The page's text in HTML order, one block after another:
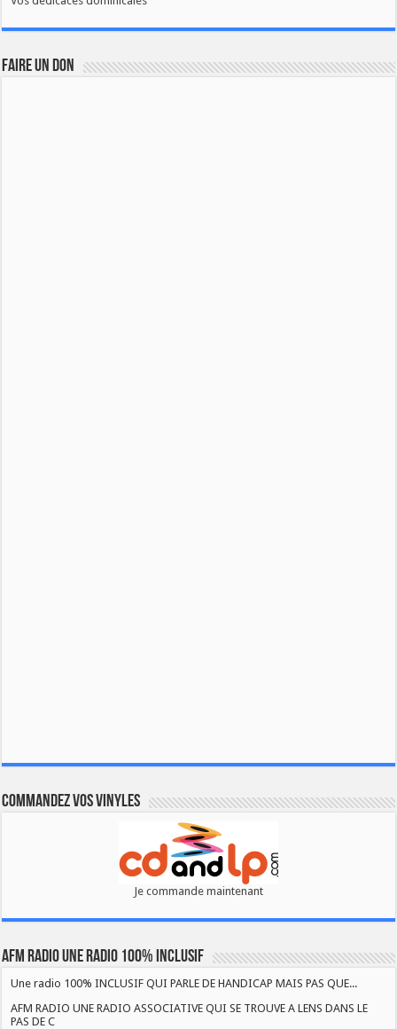
FAIRE UN DON
Commandez vos vinyles
Je commande maintenant
AFM RADIO UNE RADIO 100% INCLUSIF
Une radio 100% INCLUSIF QUI PARLE DE HANDICAP MAIS PAS QUE...
AFM RADIO UNE RADIO ASSOCIATIVE QUI SE TROUVE A LENS DANS LE
PAS DE C